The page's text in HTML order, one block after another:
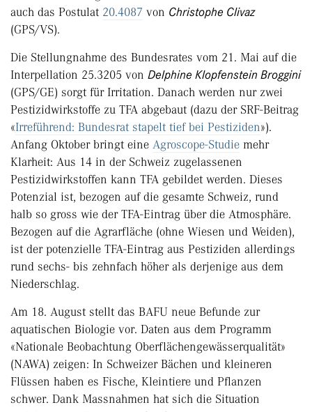
auch das Postulat 20.4087 von Christophe Clivaz
(GPS/VS).
Die Stellungnahme des Bundesrates vom 21. Mai auf die
Interpellation 25.3205 von Delphine Klopfenstein Broggini
(GPS/GE) sorgt für Irritation. Danach werden nur zwei
Pestizidwirkstoffe zu TFA abgebaut (dazu der SRF-Beitrag
«Irreführend: Bundesrat stapelt tief bei Pestiziden»).
Anfang Oktober bringt eine Agroscope-Studie mehr
Klarheit: Aus 14 in der Schweiz zugelassenen
Pestizidwirkstoffen kann TFA gebildet werden. Dieses
Potenzial ist, bezogen auf die gesamte Schweiz, rund
halb so gross wie der TFA-Eintrag über die Atmosphäre.
Bezogen auf die Agrarfläche (ohne Wiesen und Weiden),
ist der potenzielle TFA-Eintrag aus Pestiziden allerdings
rund sechs- bis zehnfach höher als derjenige aus dem
Niederschlag.
Am 18. August stellt das BAFU neue Befunde zur
aquatischen Biologie vor. Daten aus dem Programm
«Nationale Beobachtung Oberflächengewässerqualität»
(NAWA) zeigen: In Schweizer Bächen und kleineren
Flüssen haben es Fische, Kleintiere und Pflanzen
schwer. Dank Massnahmen hat sich die Situation